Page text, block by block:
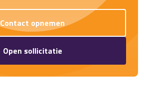
Contact opnemen
Open sollicitatie